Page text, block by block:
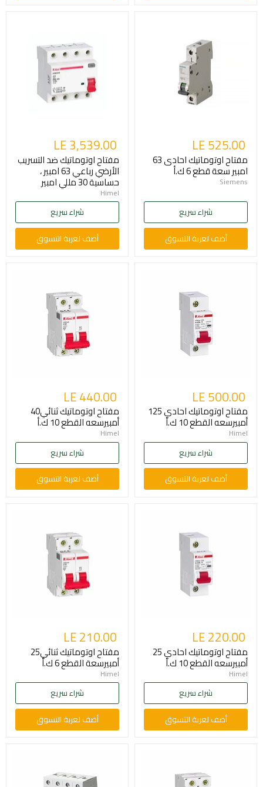
LE 525.00
مفتاح اوتوماتيك احادى 63
امبير سعة قطع 6 ك.أ
Siemens
شراء سريع
أضف لعربة التسوق
LE 3,539.00
مفتاح اوتوماتيك ضد التسريب
الأرضي رباعي 63 امبير ،
حساسية 30 مللي امبير
Himel
شراء سريع
أضف لعربة التسوق
LE 500.00
مفتاح اوتوماتيك احادي 125
أمبيرسعه القطع 10 ك.أ
Himel
شراء سريع
أضف لعربة التسوق
LE 440.00
مفتاح اوتوماتيك ثنائي40
أمبيرسعه القطع 10 ك.أ
Himel
شراء سريع
أضف لعربة التسوق
LE 220.00
مفتاح اوتوماتيك احادي 25
أمبيرسعه القطع 10 ك.أ
Himel
شراء سريع
أضف لعربة التسوق
LE 210.00
مفتاح اوتوماتيك ثنائي25
أمبيرسعة القطع 6 ك.أ
Himel
شراء سريع
أضف لعربة التسوق